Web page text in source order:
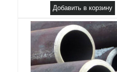
Добавить в корзину